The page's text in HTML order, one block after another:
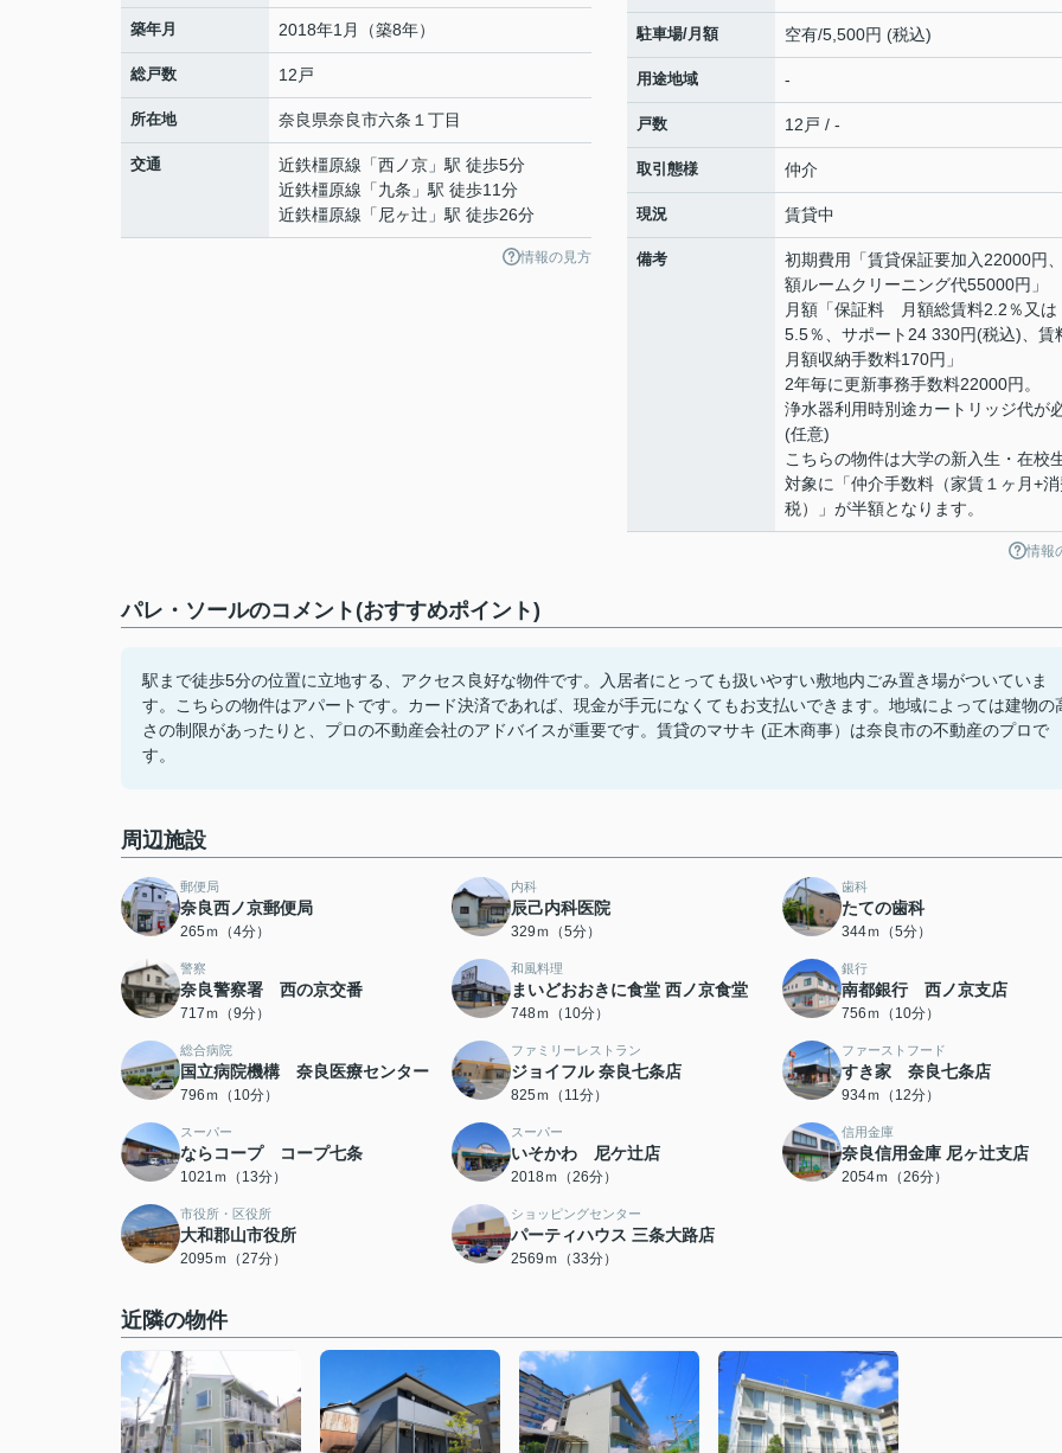
築年月 2018年1月（築8年）
総戸数 12戸
所在地 奈良県奈良市六条 １丁目
交通 近鉄橿原線 「西ノ京 」駅 徒歩5分
近鉄橿原線 「九条 」駅 徒歩11分
近鉄橿原線 「 尼ヶ辻 」駅 徒歩26分
情報の見方
駐車場/月額 空有/5,500円 (税込)
用途地域 -
戸数 12戸 / -
取引態様 仲介
現況 賃貸中
備考
初期費用「賃貸保証要加入22000円
額ルームクリーニング代55000円」
月額「保証料 月額総賃料2.2％又は
5.5％、サポート24 330円(税込)、賃
月額収納手数料170円」
2年毎に更新事務手数料22000円。
浄水器利用時別途カートリッジ代が
(任意)
こちらの物件は大学の新入生・在校
対象に「仲介手数料（家賃１ヶ月+
税）」が半額となります。
情報
パレ・ソールのコメント(おすすめポイント)
駅まで徒歩5分の位置に立地する、アクセス良好な物件です。入居者にとっても扱いやすい敷地内ごみ置き場がついていま
す。こちらの物件はアパートです。カード決済であれば、現金が手元になくてもお支払いできます。地域によっては建物の
さの制限があったりと、プロの不動産会社のアドバイスが重要です。賃貸のマサキ (正木商事）は奈良市の不動産のプロで
す。
周辺施設
郵便局
奈良西ノ京郵便局
265ｍ（4分）
内科
辰己内科医院
329ｍ（5分）
歯科
たての歯科
344ｍ（5分）
警察
奈良警察署 西の京交番
717ｍ（9分）
和風料理
まいどおおきに食堂 西ノ京食堂
748ｍ（10分）
銀行
南都銀行 西ノ京支店
756ｍ（10分）
総合病院
国立病院機構 奈良医療センター
796ｍ（10分）
ファミリーレストラン
ジョイフル 奈良七条店
825ｍ（11分）
ファーストフード
すき家 奈良七条店
934ｍ（12分）
スーパー
ならコープ コープ七条
1021ｍ（13分）
スーパー
いそかわ 尼ケ辻店
2018ｍ（26分）
信用金庫
奈良信用金庫 尼ヶ辻支店
2054ｍ（26分）
市役所・区役所
大和郡山市役所
2095ｍ（27分）
ショッピングセンター
パーティハウス 三条大路店
2569ｍ（33分）
近隣の物件